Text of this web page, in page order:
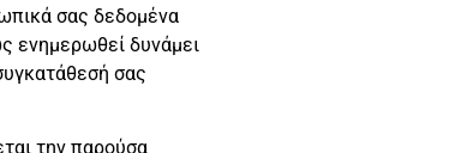
σας δεδομένα
ενημερωθεί δυνάμει
σας
την παρούσα